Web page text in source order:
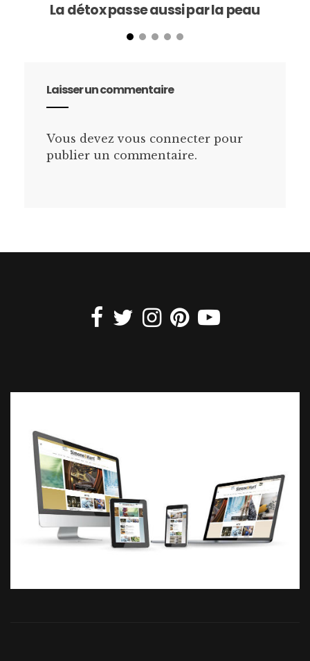
La détox passe aussi par la peau
Laisser un commentaire
Vous devezvous connecter pour
publier un commentaire.